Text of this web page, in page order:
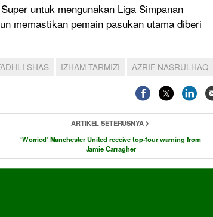
untuk mengunakan Liga Simpanan
memastikan pemain pasukan utama diberi
SHAS IZHAM TARMIZI AZRIF NASRULHAQ
ARTIKEL SETERUSNYA
‘Worried’ Manchester United receive top-four warning from
Jamie Carragher